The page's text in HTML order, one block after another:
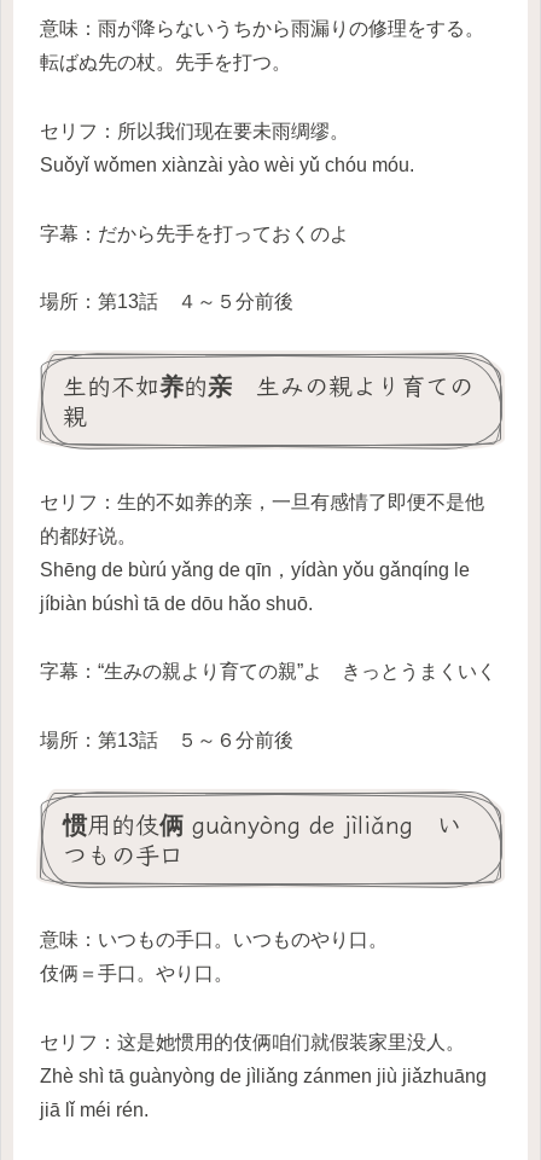
意味：雨が降らないうちから雨漏りの修理をする。
転ばぬ先の杖。先手を打つ。
セリフ：所以我们现在要未雨绸缪。
Suǒyǐ wǒmen xiànzài yào wèi yǔ chóu móu.
字幕：だから先手を打っておくのよ
場所：第13話 ４～５分前後
生的不如养的亲 生みの親より育ての
親
セリフ：生的不如养的亲，一旦有感情了即便不是他
的都好说。
Shēng de bùrú yǎng de qīn，yídàn yǒu gǎnqíng le
jíbiàn búshì tā de dōu hǎo shuō.
字幕：“生みの親より育ての親”よ きっとうまくいく
場所：第13話 ５～６分前後
惯用的伎俩 guànyòng de jìliǎng い
つもの手口
意味：いつもの手口。いつものやり口。
伎俩＝手口。やり口。
セリフ：这是她惯用的伎俩咱们就假装家里没人。
Zhè shì tā guànyòng de jìliǎng zánmen jiù jiǎzhuāng
jiā lǐ méi rén.